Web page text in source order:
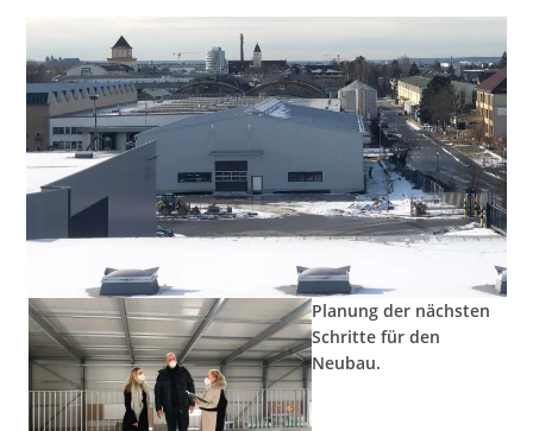
Planung der nächsten
Schritte für den
Neubau.